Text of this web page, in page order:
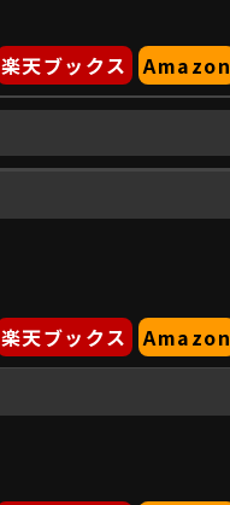
楽天ブックス Amazon
楽天ブックス
Amazon